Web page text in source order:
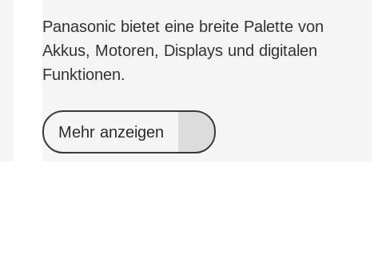
Panasonic bietet eine breite Palette von
Akkus, Motoren, Displays und digitalen
Funktionen.
Mehr anzeigen